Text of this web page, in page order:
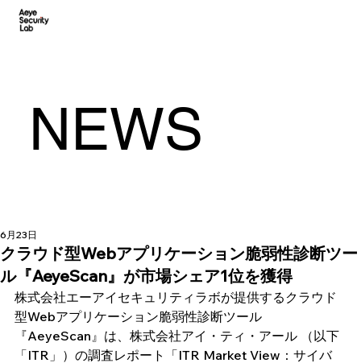
NEWS
クラウド型Webアプリケーション脆弱性診断ツー
ル『AeyeScan』が市場シェア1位を獲得
6月23日
株式会社エーアイセキュリティラボが提供するクラウド
型Webアプリケーション脆弱性診断ツール
『AeyeScan』は、株式会社アイ・ティ・アール （以下
「ITR」）の調査レポート「ITR Market View：サイバ